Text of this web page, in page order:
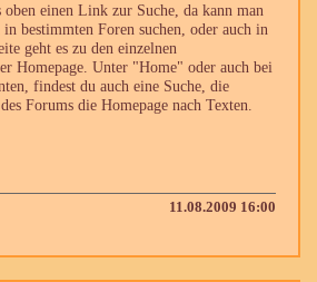
einen Link zur Suche, da kann man
bestimmten Foren suchen, oder auch in
geht es zu den einzelnen
Homepage. Unter "Home" oder auch bei
findest du auch eine Suche, die
Forums die Homepage nach Texten.
11.08.2009 16:00